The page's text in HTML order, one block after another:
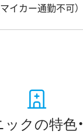
イカー通勤不可）
クの特色